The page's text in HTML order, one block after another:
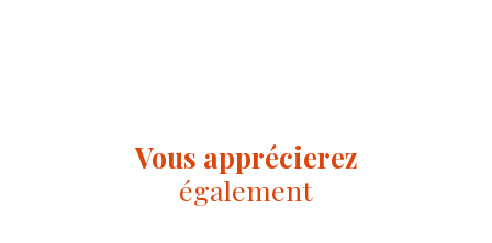
Vous apprécierez
également